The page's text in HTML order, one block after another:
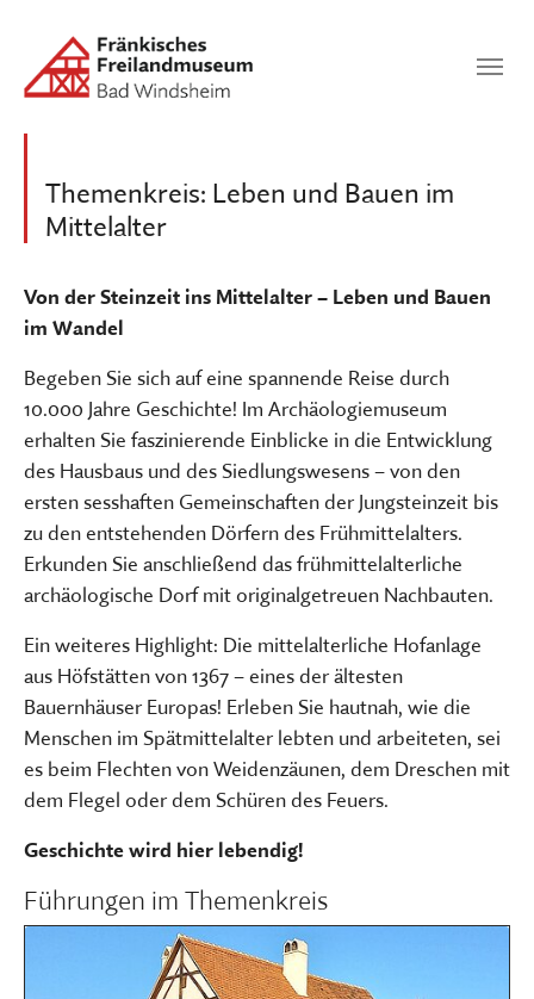
SUCHEN
Themenkreis: Leben und Bauen im
Mittelalter
Von der Steinzeit ins Mittelalter – Leben und Bauen
im Wandel
Begeben Sie sich auf eine spannende Reise durch
10.000 Jahre Geschichte! Im Archäologiemuseum
erhalten Sie faszinierende Einblicke in die Entwicklung
des Hausbaus und des Siedlungswesens – von den
ersten sesshaften Gemeinschaften der Jungsteinzeit bis
zu den entstehenden Dörfern des Frühmittelalters.
Erkunden Sie anschließend das frühmittelalterliche
archäologische Dorf mit originalgetreuen Nachbauten.
Ein weiteres Highlight: Die mittelalterliche Hofanlage
aus Höfstätten von 1367 – eines der ältesten
Bauernhäuser Europas! Erleben Sie hautnah, wie die
Menschen im Spätmittelalter lebten und arbeiteten, sei
es beim Flechten von Weidenzäunen, dem Dreschen mit
dem Flegel oder dem Schüren des Feuers.
Geschichte wird hier lebendig!
Führungen im Themenkreis